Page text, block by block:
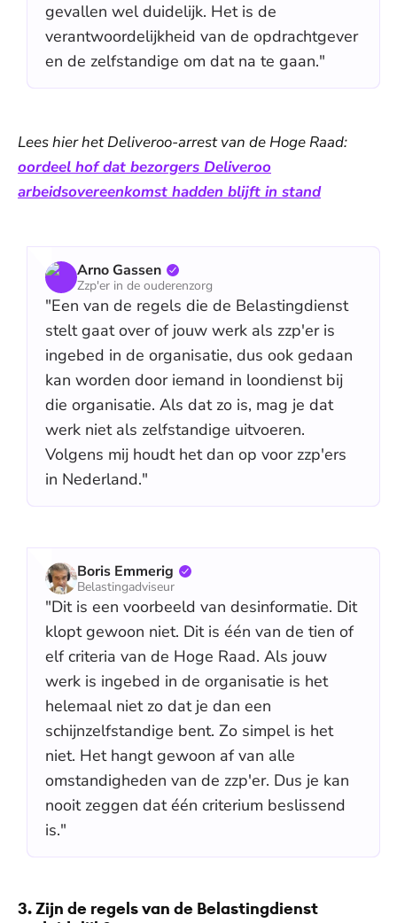
gevallen wel duidelijk. Het is de
verantwoordelijkheid van de opdrachtgever
en de zelfstandige om dat na te gaan."
Lees hier het Deliveroo-arrest van de Hoge Raad:
oordeel hof dat bezorgers Deliveroo
arbeidsovereenkomst hadden blijft in stand
Arno Gassen
Zzp'er in de ouderenzorg
"Een van de regels die de Belastingdienst
stelt gaat over of jouw werk als zzp'er is
ingebed in de organisatie, dus ook gedaan
kan worden door iemand in loondienst bij
die organisatie. Als dat zo is, mag je dat
werk niet als zelfstandige uitvoeren.
Volgens mij houdt het dan op voor zzp'ers
in Nederland."
Boris Emmerig
Belastingadviseur
"Dit is een voorbeeld van desinformatie. Dit
klopt gewoon niet. Dit is één van de tien of
elf criteria van de Hoge Raad. Als jouw
werk is ingebed in de organisatie is het
helemaal niet zo dat je dan een
schijnzelfstandige bent. Zo simpel is het
niet. Het hangt gewoon af van alle
omstandigheden van de zzp'er. Dus je kan
nooit zeggen dat één criterium beslissend
is."
3. Zijn de regels van de Belastingdienst